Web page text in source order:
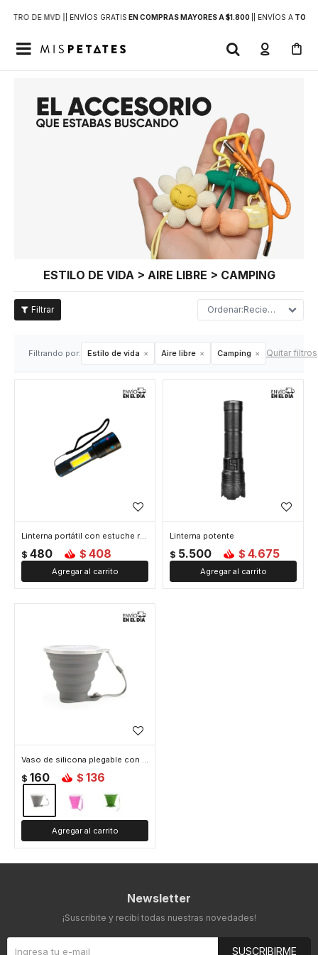
DE MVD | | ENVÍOS GRATIS EN COMPRAS MAYORES A $1.800 | ENVÍOS ATODO

ESTILO DE VIDA > AIRE LIBRE > CAMPING
Recientes
Filtrando por: Estilo de vida Aire libre Camping Quitar filtros
Linterna portátil con estuche recargable - Negro
$ 480 $ 408
Linterna potente
$ 5.500 $ 4.675
Vaso de silicona plegable con tapa - Gris
$ 160 $ 136
Newsletter
¡Suscribite y recibí todas nuestras novedades!
SUSCRIBIRME